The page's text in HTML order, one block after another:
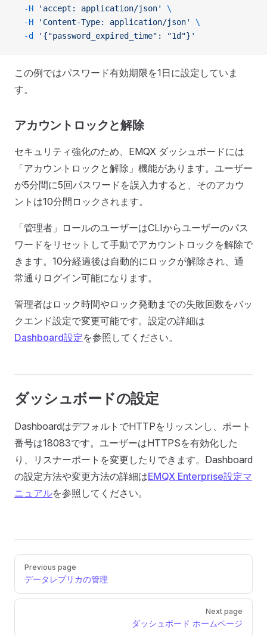
  -H
'accept: application/json'
\
  -H
'Content-Type: application/json'
\
  -d
'{"password_expired_time": "1d"}'
この例ではパスワード有効期限を1日に設定していま
す。
アカウントロックと解除
セキュリティ強化のため、EMQX ダッシュボードには
「アカウントロックと解除」機能があります。ユーザー
が5分間に5回パスワードを誤入力すると、そのアカウ
ントは10分間ロックされます。
「管理者」ロールのユーザーはCLIからユーザーのパス
ワードをリセットして手動でアカウントロックを解除で
きます。10分経過後は自動的にロックが解除され、通
常通りログイン可能になります。
管理者はロック時間やロック発動までの失敗回数をバッ
クエンド設定で変更可能です。設定の詳細は
Dashboard設定を参照してください。
ダッシュボードの設定
DashboardはデフォルトでHTTPをリッスンし、ポート
番号は18083です。ユーザーはHTTPSを有効化した
り、リスナーポートを変更したりできます。Dashboard
の設定方法や変更方法の詳細はEMQX Enterprise設定マ
ニュアルを参照してください。
PagerPrevious page
データレプリカの管理
Next page
ダッシュボード ホームページ